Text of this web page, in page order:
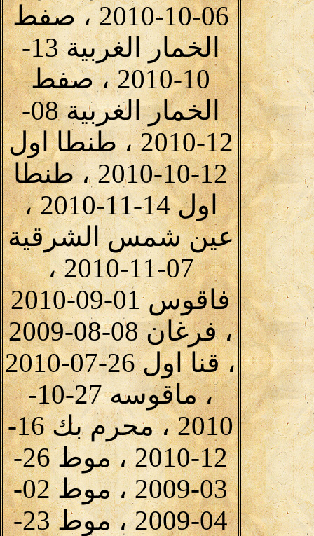
06-10-2010 ، صفط
الخمار الغربية 13-
10-2010 ، صفط
الخمار الغربية 08-
12-2010 ، طنطا اول
12-10-2010 ، طنطا
اول 14-11-2010 ،
عين شمس الشرقية
07-11-2010 ،
فاقوس 01-09-2010
، فرغان 08-08-2009
، قنا اول 26-07-2010
، ماقوسه 27-10-
2010 ، محرم بك 16-
12-2010 ، موط 26-
03-2009 ، موط 02-
04-2009 ، موط 23-